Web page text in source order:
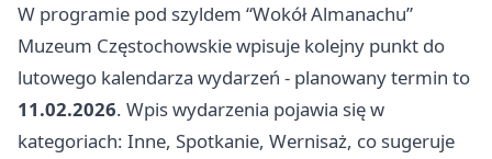
W programie pod szyldem “Wokół Almanachu”
Muzeum Częstochowskie wpisuje kolejny punkt do
lutowego kalendarza wydarzeń - planowany termin to
11.02.2026. Wpis wydarzenia pojawia się w
kategoriach: Inne, Spotkanie, Wernisaż, co sugeruje